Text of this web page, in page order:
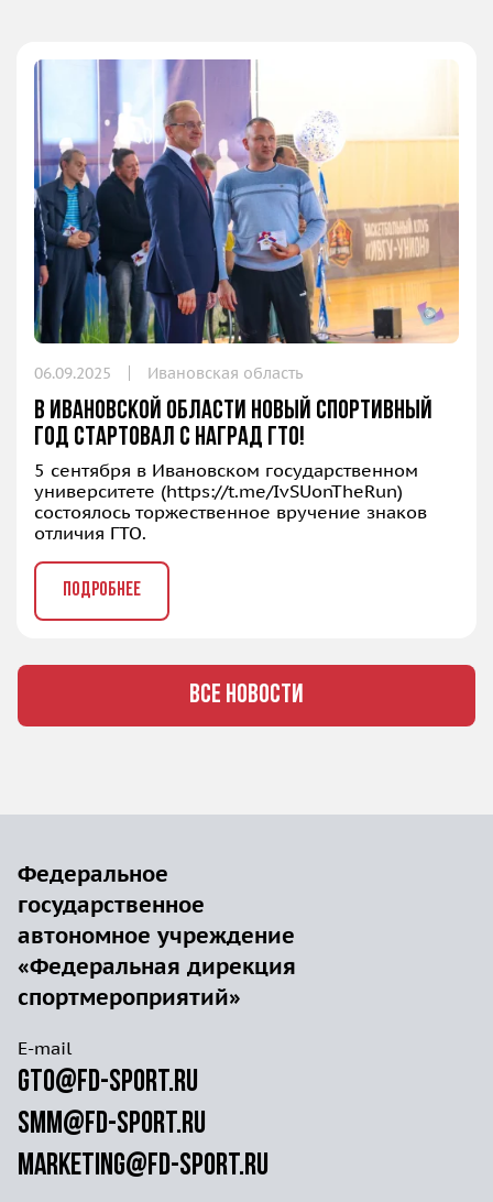
06.09.2025 Ивановская область
В Ивановской области новый спортивный
год стартовал с наград ГТО!
5 сентября в Ивановском государственном
университете (https://t.me/IvSUonTheRun)
состоялось торжественное вручение знаков
отличия ГТО.
ПОДРОБНЕЕ
ВСЕ НОВОСТИ
Федеральное
государственное
автономное учреждение
«Федеральная дирекция
спортмероприятий»
E-mail
gto@fd-sport.ru
smm@fd-sport.ru
marketing@fd-sport.ru